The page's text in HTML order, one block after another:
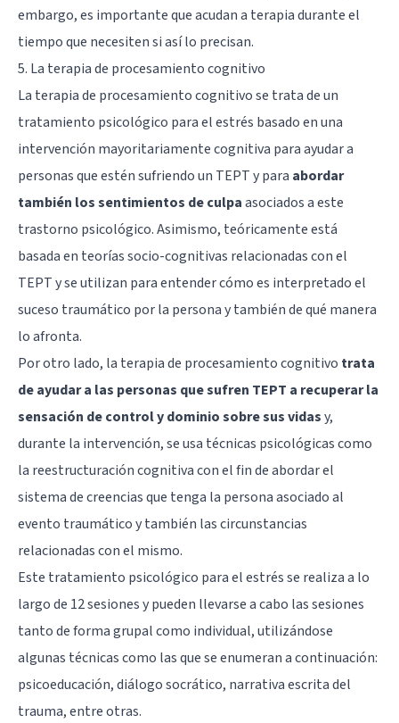
embargo, es importante que acudan a terapia durante el
tiempo que necesiten si así lo precisan.
5. La terapia de procesamiento cognitivo
La terapia de procesamiento cognitivo se trata de un
tratamiento psicológico para el estrés basado en una
intervención mayoritariamentecognitiva para ayudar a
personas que estén sufriendo un TEPT y para abordar
también los sentimientos de culpaasociados a este
trastorno psicológico. Asimismo, teóricamente está
basada en teorías socio-cognitivas relacionadas con el
TEPT y se utilizan para entender cómo es interpretado el
suceso traumático por la persona y también de qué manera
lo afronta.
Por otro lado, la terapia de procesamiento cognitivo trata
de ayudar a las personas que sufren TEPT a recuperar la
sensación de control y dominio sobre sus vidasy,
durante la intervención, se usa técnicas psicológicas como
la reestructuración cognitiva con el fin de abordar el
sistema de creencias que tenga la persona asociado al
evento traumático y también las circunstancias
relacionadas con el mismo.
Este tratamiento psicológico para el estrés se realiza a lo
largo de 12 sesiones y pueden llevarse a cabo las sesiones
tanto de forma grupal como individual, utilizándose
algunas técnicas como las que se enumeran a continuación:
psicoeducación, diálogo socrático, narrativa escrita del
trauma, entre otras.